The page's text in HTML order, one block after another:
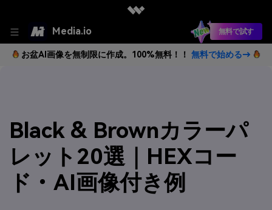
Media.io 無料で試す
お盆AI画像を無制限に作成。100%無料！！ 無料で始める→
Black & Brownカラーパ
レット20選｜HEXコー
ド・AI画像付き例